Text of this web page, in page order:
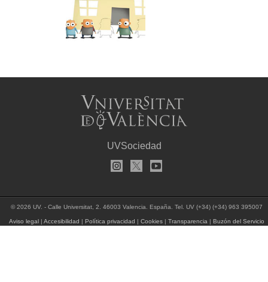
UVSociedad
© 2026 UV. - Calle Universitat, 2. 46003 Valencia. España. Tel. UV (+34) (+34) 963 395007
Aviso legal |Accesibilidad |Política privacidad |Cookies |Transparencia |Buzón del Servicio